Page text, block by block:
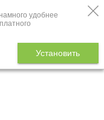
удобнее
Установить